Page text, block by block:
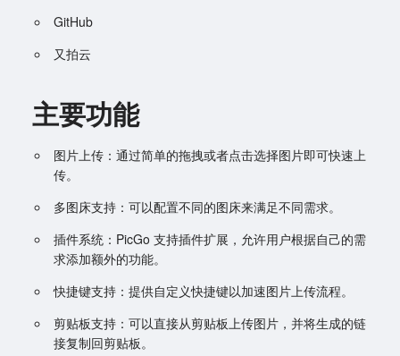
GitHub
又拍云
主要功能
图片上传：通过简单的拖拽或者点击选择图片即可快速上
传。
多图床支持：可以配置不同的图床来满足不同需求。
插件系统：PicGo 支持插件扩展，允许用户根据自己的需
求添加额外的功能。
快捷键支持：提供自定义快捷键以加速图片上传流程。
剪贴板支持：可以直接从剪贴板上传图片，并将生成的链
接复制回剪贴板。